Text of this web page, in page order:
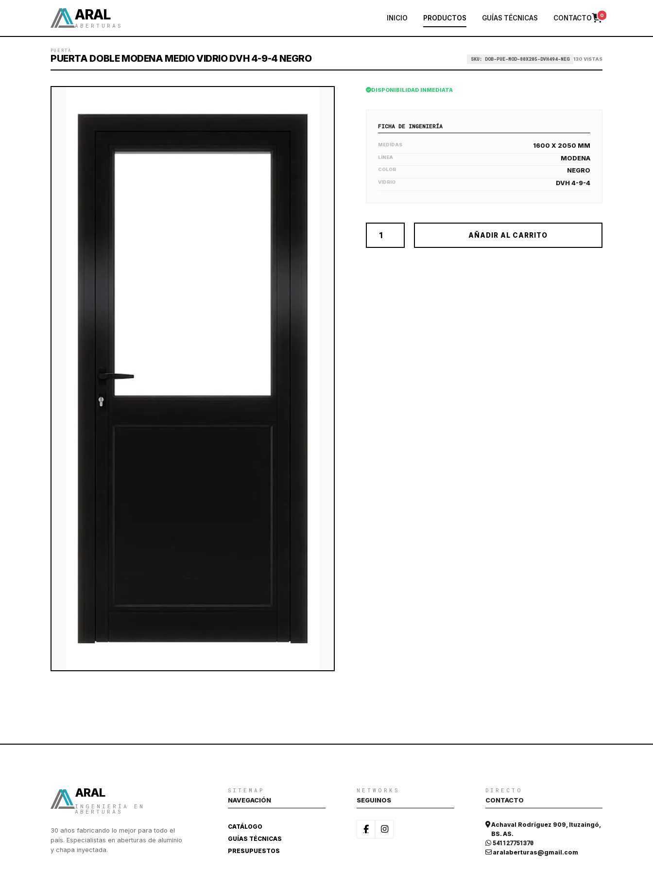
ARAL
ABERTURAS
INICIO PRODUCTOS GUÍAS TÉCNICAS CONTACTO 0
PUERTA
PUERTA DOBLE MODENA MEDIO VIDRIO DVH 4-9-4 NEGRO SKU: DOB-PUE-MOD-80X205-DVH494-NEG 130 VISTAS
DISPONIBILIDAD INMEDIATA
FICHA DE INGENIERÍA
MEDIDAS 1600 X 2050 MM
LÍNEA MODENA
COLOR NEGRO
VIDRIO DVH 4-9-4
AÑADIR AL CARRITO
ARAL
INGENIERÍA EN
ABERTURAS
30 años fabricando lo mejor para todo el
país. Especialistas en aberturas de aluminio
y chapa inyectada.
SITEMAP
NAVEGACIÓN
CATÁLOGO
GUÍAS TÉCNICAS
PRESUPUESTOS
NETWORKS
SEGUINOS
DIRECTO
CONTACTO
Achaval Rodríguez 909, Ituzaingó,
BS. AS.
541127751370
aralaberturas@gmail.com